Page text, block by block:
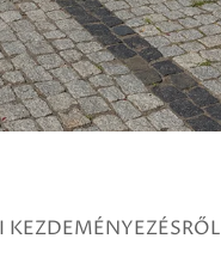
KEZDEMÉNYEZÉSRŐL